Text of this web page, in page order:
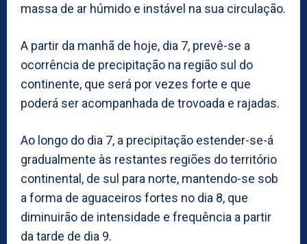
massa de ar húmido e instável na sua circulação.
A partir da manhã de hoje, dia 7, prevê-se a
ocorrência de precipitação na região sul do
continente, que será por vezes forte e que
poderá ser acompanhada de trovoada e rajadas.
Ao longo do dia 7, a precipitação estender-se-á
gradualmente às restantes regiões do território
continental, de sul para norte, mantendo-se sob
a forma de aguaceiros fortes no dia 8, que
diminuirão de intensidade e frequência a partir
da tarde de dia 9.